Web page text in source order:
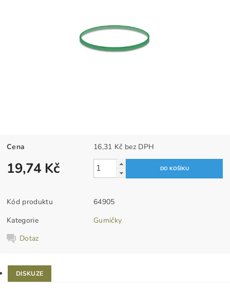
Cena 16,31 Kč bez DPH
19,74 Kč
Kód produktu
64905
Kategorie
Gumičky
Dotaz
DISKUZE